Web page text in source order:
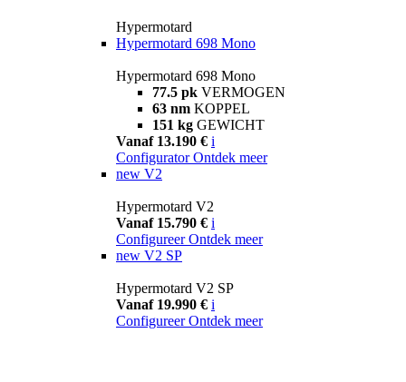
Hypermotard
Hypermotard 698 Mono
Hypermotard 698 Mono
77.5 pk VERMOGEN
63 nm KOPPEL
151 kg GEWICHT
Vanaf 13.190 € i
Configurator Ontdek meer
new V2
Hypermotard V2
Vanaf 15.790 € i
Configureer Ontdek meer
new V2 SP
Hypermotard V2 SP
Vanaf 19.990 € i
Configureer Ontdek meer